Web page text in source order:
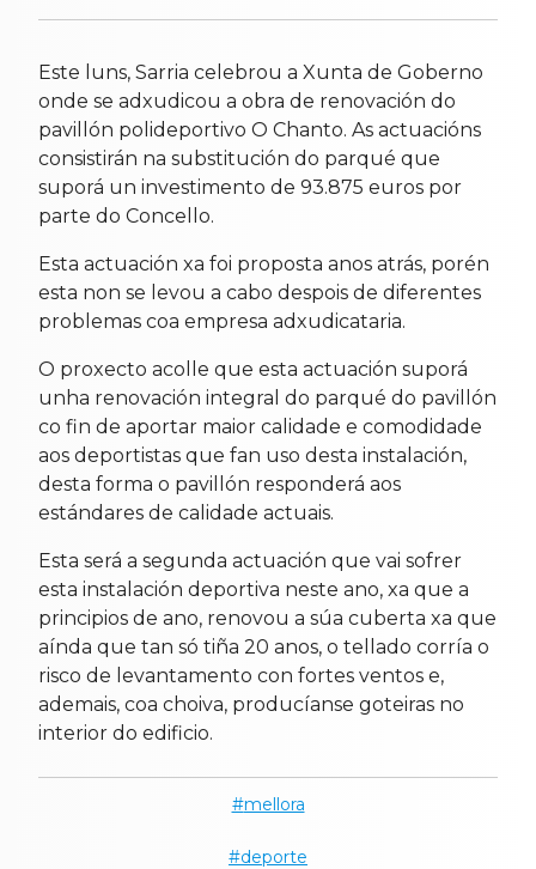
Este luns, Sarria celebrou a Xunta de Goberno
onde se adxudicou a obra de renovación do
pavillón polideportivo O Chanto. As actuacións
consistirán na substitución do parqué que
suporá un investimento de 93.875 euros por
parte do Concello.
Esta actuación xa foi proposta anos atrás, porén
esta non se levou a cabo despois de diferentes
problemas coa empresa adxudicataria.
O proxecto acolle que esta actuación suporá
unha renovación integral do parqué do pavillón
co fin de aportar maior calidade e comodidade
aos deportistas que fan uso desta instalación,
desta forma o pavillón responderá aos
estándares de calidade actuais.
Esta será a segunda actuación que vai sofrer
esta instalación deportiva neste ano, xa que a
principios de ano, renovou a súa cuberta xa que
aínda que tan só tiña 20 anos, o tellado corría o
risco de levantamento con fortes ventos e,
ademais, coa choiva, producíanse goteiras no
interior do edificio.
mellora
deporte